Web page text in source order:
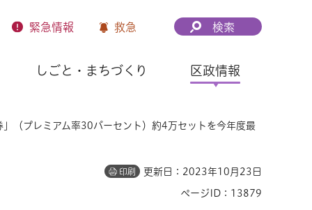
緊急情報 救急 検索
しごと・まちづくり 区政情報
（プレミアム率30パーセント）約4万セットを今年度最
印刷 更新日：2023年10月23日
ページID：13879